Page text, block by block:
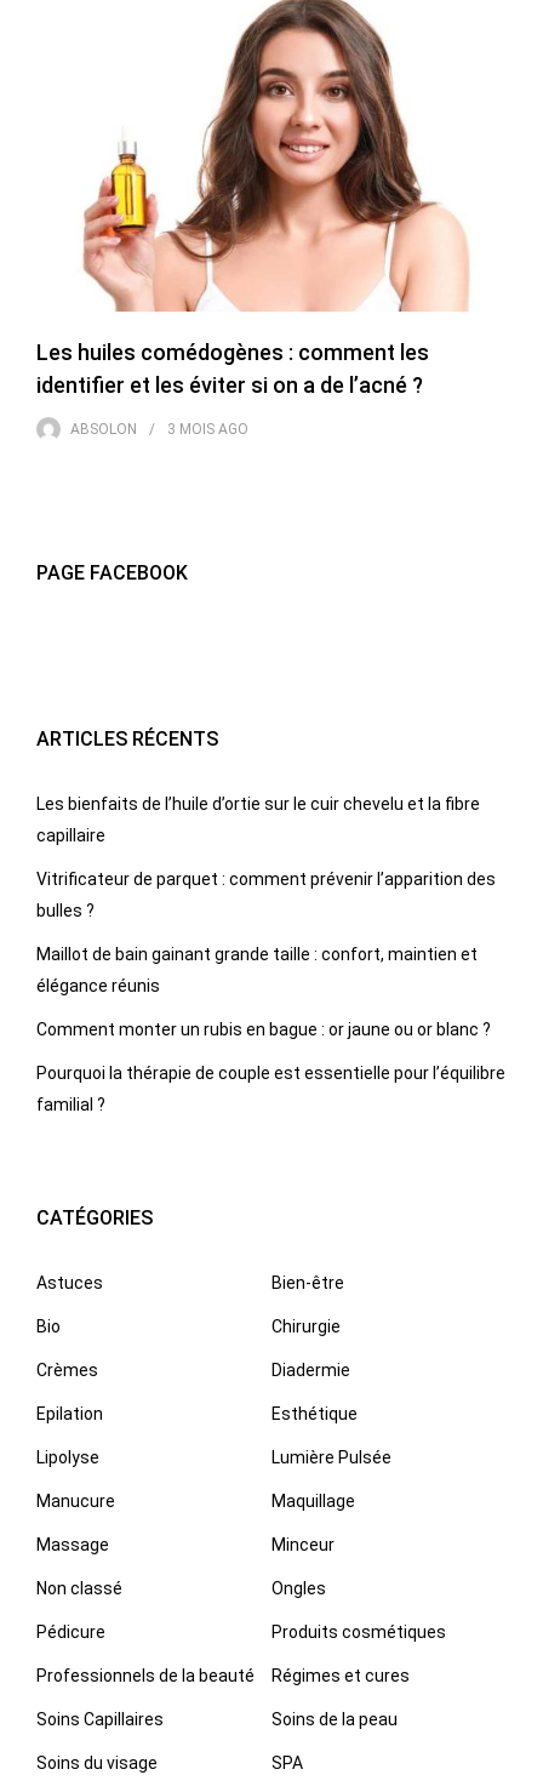
Les huiles comédogènes : comment les
identifier et les éviter si on a de l’acné ?
ABSOLON 3 MOIS AGO
PAGE FACEBOOK
ARTICLES RÉCENTS
Les bienfaits de l’huile d’ortie sur le cuir chevelu et la fibre
capillaire
Vitrificateur de parquet : comment prévenir l’apparition des
bulles ?
Maillot de bain gainant grande taille : confort, maintien et
élégance réunis
Comment monter un rubis en bague : or jaune ou or blanc ?
Pourquoi la thérapie de couple est essentielle pour l’équilibre
familial ?
CATÉGORIES
Astuces Bien-être
Bio Chirurgie
Crèmes Diadermie
Epilation Esthétique
Lipolyse Lumière Pulsée
Manucure Maquillage
Massage Minceur
Non classé Ongles
Pédicure Produits cosmétiques
Professionnels de la beauté Régimes et cures
Soins Capillaires Soins de la peau
Soins du visage SPA